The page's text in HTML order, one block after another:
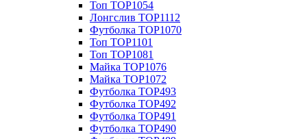
Топ TOP1054
Лонгслив TOP1112
Футболка TOP1070
Топ TOP1101
Топ TOP1081
Майка TOP1076
Майка TOP1072
Футболка TOP493
Футболка TOP492
Футболка TOP491
Футболка TOP490